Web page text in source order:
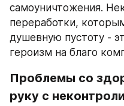
самоуничтожения.
переработки,
душевную пустоту -
героизм на благо
Проблемы со
руку с